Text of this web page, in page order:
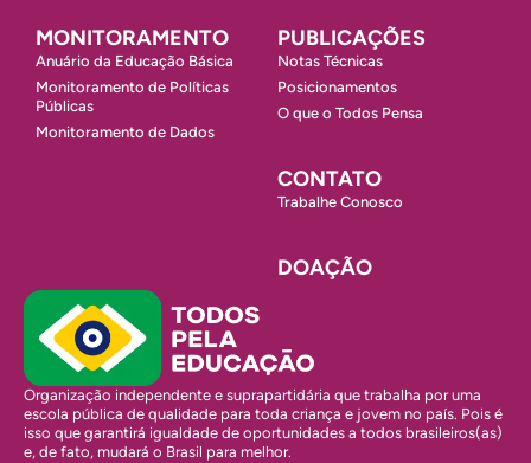
MONITORAMENTO
Anuário da Educação Básica
Monitoramento de Políticas
Públicas
Monitoramento de Dados
PUBLICAÇÕES
Notas Técnicas
Posicionamentos
O que o Todos Pensa
CONTATO
Trabalhe Conosco
DOAÇÃO
Organização independente e suprapartidária que trabalha por uma
escola pública de qualidade para toda criança e jovem no país. Pois é
isso que garantirá igualdade de oportunidades a todos brasileiros(as)
e, de fato, mudará o Brasil para melhor.